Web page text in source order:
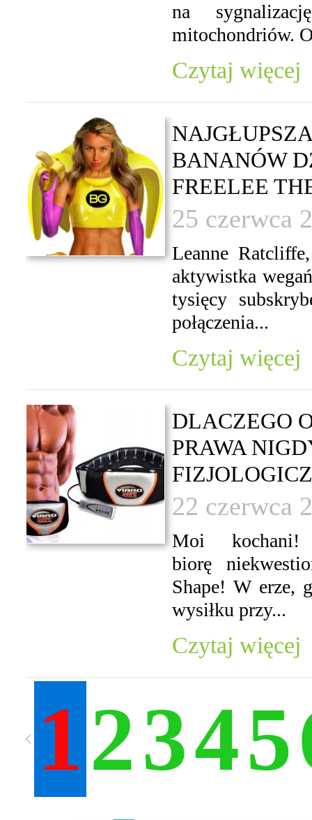
na
mitochondriów.
Czytaj więcej
BANANÓW
FREELEE
25 czerwca
Leanne
aktywistka
tysięcy
połączenia...
Czytaj więcej
DLACZEGO
PRAWA
22 czerwca
Moi
biorę
Shape! W erze,
wysiłku przy...
Czytaj więcej
12345